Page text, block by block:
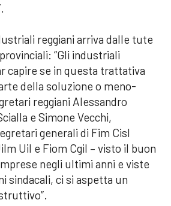
reggiani arriva dalle tute
“Gli industriali
capire se in questa trattativa
della soluzione o meno-
reggiani Alessandro
e Simone Vecchi,
generali di Fim Cisl
Uil e Fiom Cgil – visto il buon
negli ultimi anni e viste
sindacali, ci si aspetta un